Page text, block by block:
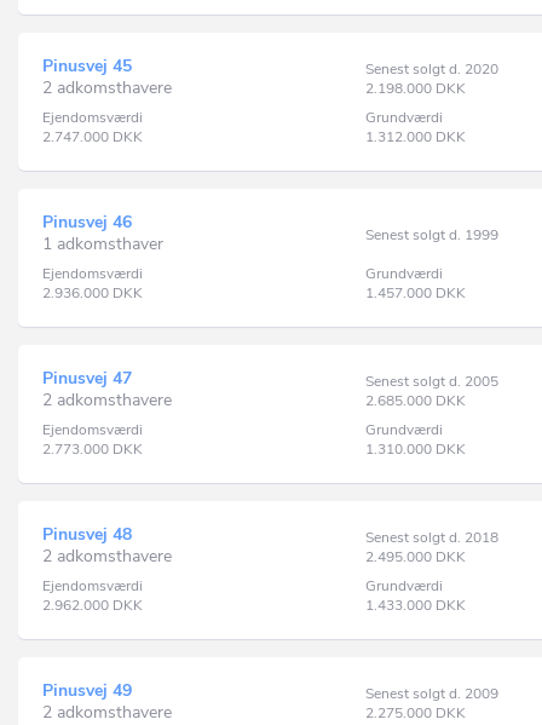
Pinusvej 45
2 adkomsthavere
Senest solgt d. 2020
2.198.000 DKK
Ejendomsværdi
2.747.000 DKK
Grundværdi
1.312.000 DKK
Pinusvej 46
1 adkomsthaver
Senest solgt d. 1999
Ejendomsværdi
2.936.000 DKK
Grundværdi
1.457.000 DKK
Pinusvej 47
2 adkomsthavere
Senest solgt d. 2005
2.685.000 DKK
Ejendomsværdi
2.773.000 DKK
Grundværdi
1.310.000 DKK
Pinusvej 48
2 adkomsthavere
Senest solgt d. 2018
2.495.000 DKK
Ejendomsværdi
2.962.000 DKK
Grundværdi
1.433.000 DKK
Pinusvej 49
2 adkomsthavere
Senest solgt d. 2009
2.275.000 DKK